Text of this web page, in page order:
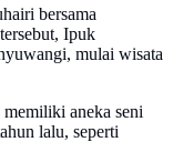
bersama
Ipuk
mulai wisata
aneka seni
lalu, seperti